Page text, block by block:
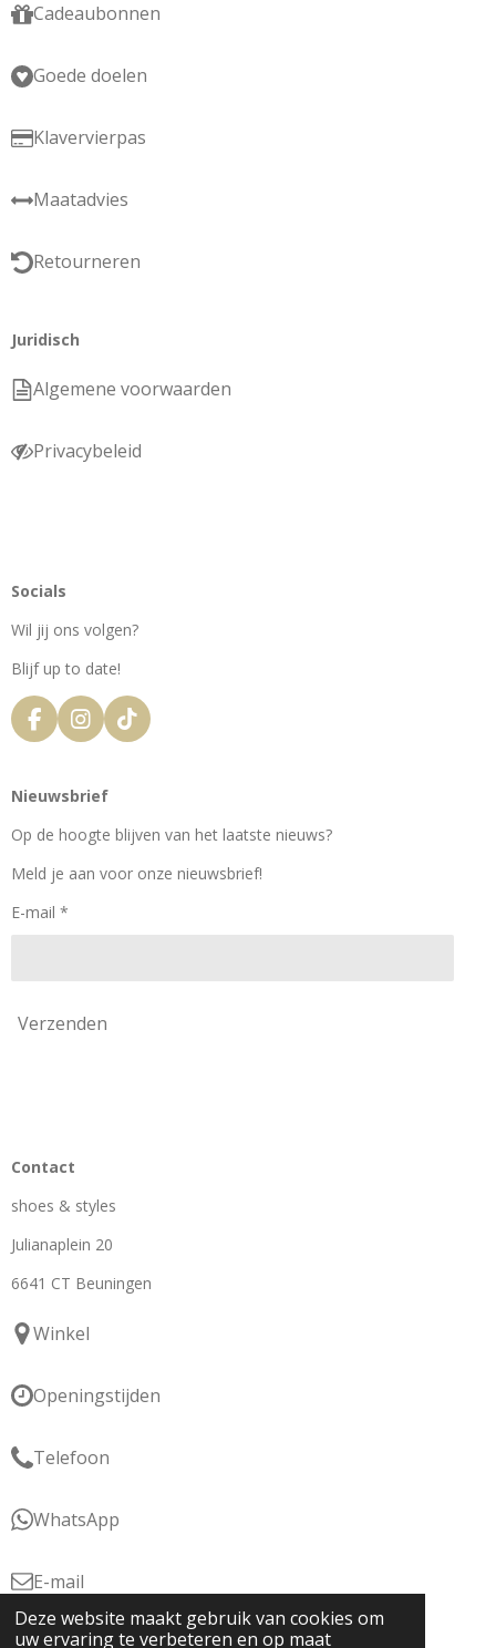
Deze website maakt gebruik van cookies om
uw ervaring te verbeteren en op maat
Cadeaubonnen
Goede doelen
Klavervierpas
Maatadvies
Retourneren
Juridisch
Algemene voorwaarden
Privacybeleid
Socials
Wil jij ons volgen?
Blijf up to date!
F
a
e
o
k
I
n
t
g
a
T
i
k
Nieuwsbrief
Op de hoogte blijven van het laatste nieuws?
Meld je aan voor onze nieuwsbrief!
E-mail *
Verzenden
Contact
shoes & styles
Julianaplein 20
6641 CT Beuningen
Winkel
Openingstijden
Telefoon
WhatsApp
E-mail
KvK: 76877566